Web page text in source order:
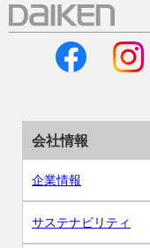
会社情報
企業情報
サステナビリティ